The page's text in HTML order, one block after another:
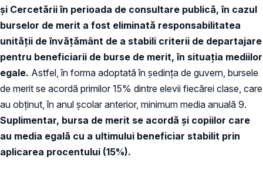
și Cercetării în perioada de consultare publică, în cazul
burselor de merit a fost eliminată responsabilitatea
unității de învățământ de a stabili criterii de departajare
pentru beneficiarii de burse de merit, în situația mediilor
egale. Astfel, în forma adoptată în ședința de guvern, bursele
de merit se acordă primilor 15% dintre elevii fiecărei clase, care
au obținut, în anul școlar anterior, minimum media anuală 9.
Suplimentar, bursa de merit se acordă și copiilor care
au media egală cu a ultimului beneficiar stabilit prin
aplicarea procentului (15%).